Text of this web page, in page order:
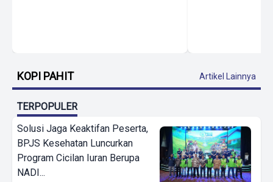
KOPI PAHIT Artikel Lainnya
TERPOPULER
Solusi Jaga Keaktifan Peserta,
BPJS Kesehatan Luncurkan
Program Cicilan Iuran Berupa
NADI...